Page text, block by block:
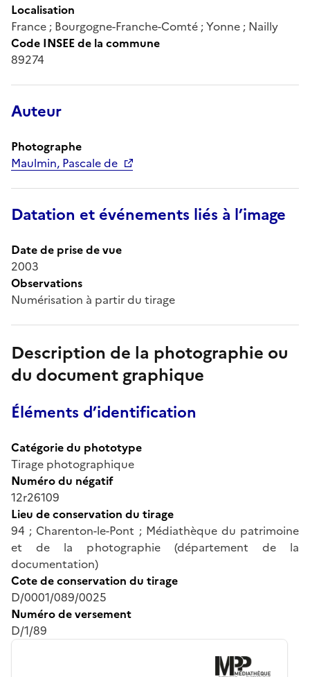
Localisation
France ; Bourgogne-Franche-Comté ; Yonne ; Nailly
Code INSEE de la commune
89274
Auteur
Photographe
Maulmin, Pascale de
Datation et événements liés à l’image
Date de prise de vue
2003
Observations
Numérisation à partir du tirage
Description de la photographie ou
du document graphique
Éléments d’identification
Catégorie du phototype
Tirage photographique
Numéro du négatif
12r26109
Lieu de conservation du tirage
94 ; Charenton-le-Pont ; Médiathèque du patrimoine
et de la photographie (département de la
documentation)
Cote de conservation du tirage
D/0001/089/0025
Numéro de versement
D/1/89